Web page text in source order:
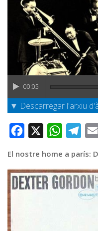
La Banqueta
Transmissions
Pòdcasts
Vídeos
Graella
Contacte
00:05
▼ Descarregar l'arxiu
Facebook WhatsApp
El nostre home a parís: